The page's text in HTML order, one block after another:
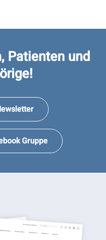
Patienten und
Gruppe